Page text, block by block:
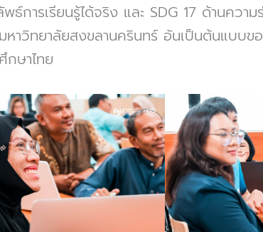
ธ์การเรียนรู้ได้จริง และ SDG 17 ด้านคว
าวิทยาลัยสงขลานครินทร์ อันเป็นต้นแบบข
ษาไทย